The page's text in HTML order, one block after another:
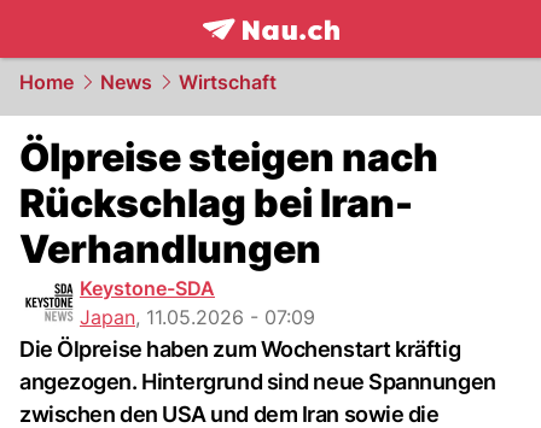
frontpage.NAU.ch
Home News Wirtschaft
Ölpreise steigen nach
Rückschlag bei Iran-
Verhandlungen
Keystone-SDA
Japan, 11.05.2026 - 07:09
Die Ölpreise haben zum Wochenstart kräftig
angezogen. Hintergrund sind neue Spannungen
zwischen den USA und dem Iran sowie die